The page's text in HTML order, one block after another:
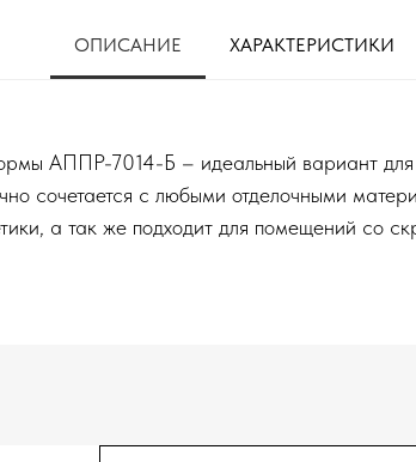
ОПИСАНИЕ ХАРАКТЕРИСТИКИ
АППР-7014-Б – идеальный вариант для
сочетается с любыми отделочными
а так же подходит для помещений со